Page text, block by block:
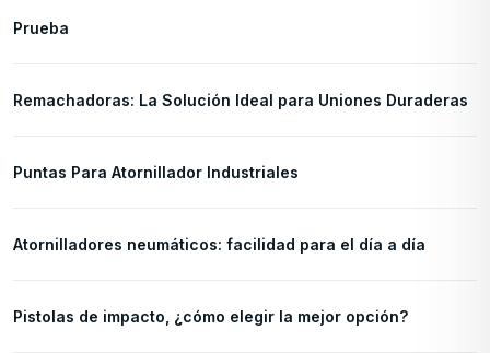
Prueba
Remachadoras: La Solución Ideal para Uniones Duraderas
Puntas Para Atornillador Industriales
Atornilladores neumáticos: facilidad para el día a día
Pistolas de impacto, ¿cómo elegir la mejor opción?